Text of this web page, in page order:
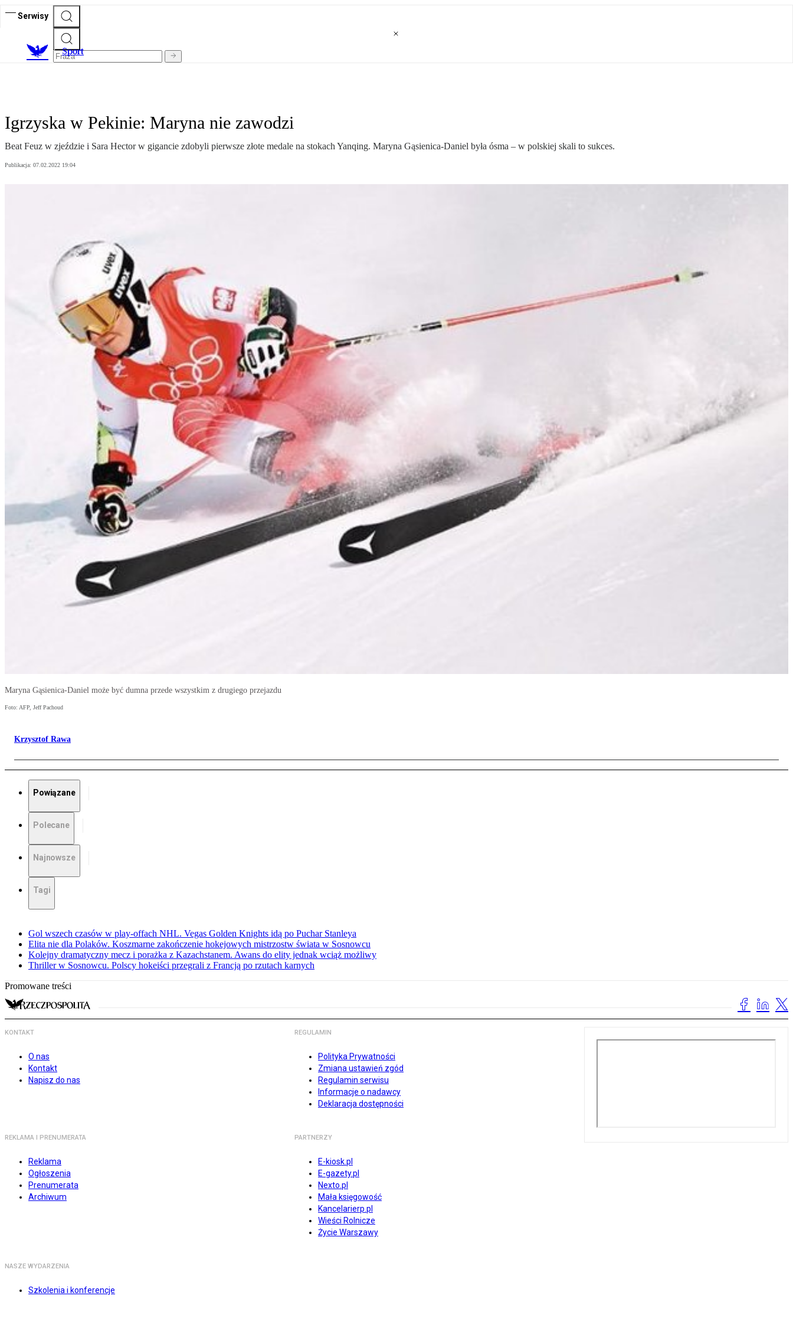
Serwisy
Sport
Igrzyska w Pekinie: Maryna nie zawodzi
Beat Feuz w zjeździe i Sara Hector w gigancie zdobyli pierwsze złote medale na stokach Yanqing. Maryna Gąsienica-Daniel była ósma – w polskiej skali to sukces.
Publikacja: 07.02.2022 19:04
Maryna Gąsienica-Daniel może być dumna przede wszystkim z drugiego przejazdu
Foto: AFP, Jeff Pachoud
Krzysztof Rawa
Powiązane
Polecane
Najnowsze
Tagi
Gol wszech czasów w play-offach NHL. Vegas Golden Knights idą po Puchar Stanleya
Elita nie dla Polaków. Koszmarne zakończenie hokejowych mistrzostw świata w Sosnowcu
Kolejny dramatyczny mecz i porażka z Kazachstanem. Awans do elity jednak wciąż możliwy
Thriller w Sosnowcu. Polscy hokeiści przegrali z Francją po rzutach karnych
Promowane treści
KONTAKT
O nas
Kontakt
Napisz do nas
REGULAMIN
Polityka Prywatności
Zmiana ustawień zgód
Regulamin serwisu
Informacje o nadawcy
Deklaracja dostępności
REKLAMA I PRENUMERATA
Reklama
Ogłoszenia
Prenumerata
Archiwum
PARTNERZY
E-kiosk.pl
E-gazety.pl
Nexto.pl
Mała księgowość
Kancelarierp.pl
Wieści Rolnicze
Życie Warszawy
NASZE WYDARZENIA
Szkolenia i konferencje